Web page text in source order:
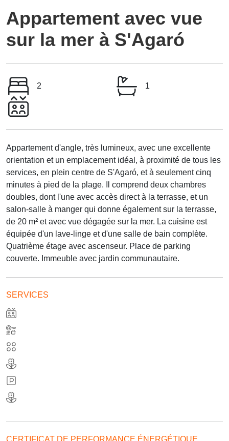
Appartement avec vue
sur la mer à S'Agaró
2 1
Appartement d'angle, très lumineux, avec une excellente
orientation et un emplacement idéal, à proximité de tous les
services, en plein centre de S'Agaró, et à seulement cinq
minutes à pied de la plage. Il comprend deux chambres
doubles, dont l'une avec accès direct à la terrasse, et un
salon-salle à manger qui donne également sur la terrasse,
de 20 m² et avec vue dégagée sur la mer. La cuisine est
équipée d'un lave-linge et d'une salle de bain complète.
Quatrième étage avec ascenseur. Place de parking
couverte. Immeuble avec jardin communautaire.
SERVICES
CERTIFICAT DE PERFORMANCE ÉNERGÉTIQUE